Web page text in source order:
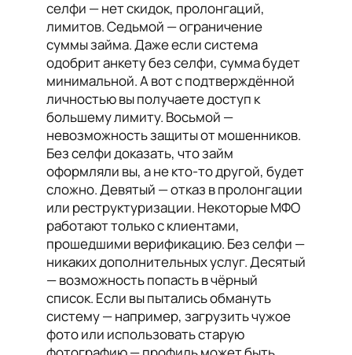
селфи — нет скидок, пролонгаций,
лимитов. Седьмой — ограничение
суммы займа. Даже если система
одобрит анкету без селфи, сумма будет
минимальной. А вот с подтверждённой
личностью вы получаете доступ к
большему лимиту. Восьмой —
невозможность защиты от мошенников.
Без селфи доказать, что займ
оформляли вы, а не кто-то другой, будет
сложно. Девятый — отказ в пролонгации
или реструктуризации. Некоторые МФО
работают только с клиентами,
прошедшими верификацию. Без селфи —
никаких дополнительных услуг. Десятый
— возможность попасть в чёрный
список. Если вы пытались обмануть
систему — например, загрузить чужое
фото или использовать старую